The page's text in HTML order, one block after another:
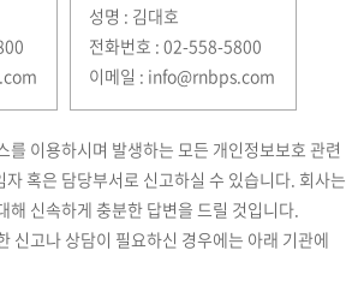
성명 : 김대호
전화번호 : 02-558-5800
이메일 : info@rnbps.com
를 이용하시며 발생하는 모든 개인정보보호 관련
혹은 담당부서로 신고하실 수 있습니다. 회사는
해 신속하게 충분한 답변을 드릴 것입니다.
신고나 상담이 필요하신 경우에는 아래 기관에